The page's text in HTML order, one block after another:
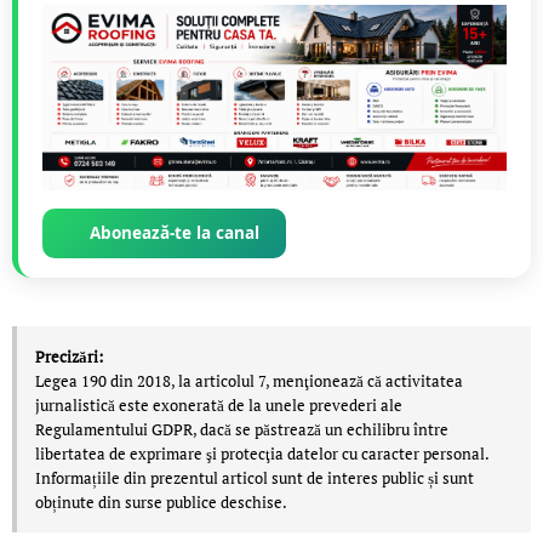
Abonează-te la canal
Precizări:
Legea 190 din 2018, la articolul 7, menţionează că activitatea
jurnalistică este exonerată de la unele prevederi ale
Regulamentului GDPR, dacă se păstrează un echilibru între
libertatea de exprimare şi protecţia datelor cu caracter personal.
Informațiile din prezentul articol sunt de interes public și sunt
obținute din surse publice deschise.